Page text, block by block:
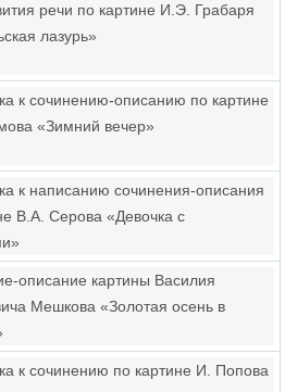
речи по картине И.Э. Грабаря
лазурь»
к сочинению-описанию по картине
«Зимний вечер»
к написанию сочинения-описания
В.А. Серова «Девочка с
описание картины Василия
Мешкова «Золотая осень в
к сочинению по картине И. Попова